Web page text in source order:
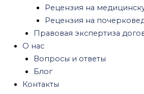
Рецензия на
Рецензия на
Правовая экспертиза
О нас
Вопросы и ответы
Блог
Контакты
Оценка
Участка
Заказать оценку
Узнать стоимость
Оценка стоимости земельного